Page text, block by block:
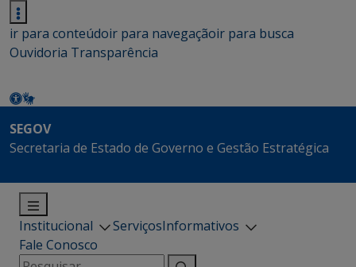
ir para conteúdoir para navegaçãoir para busca
Ouvidoria Transparência
SEGOV
Secretaria de Estado de Governo e Gestão Estratégica
Institucional ServiçosInformativos
Fale Conosco
Pesquisar